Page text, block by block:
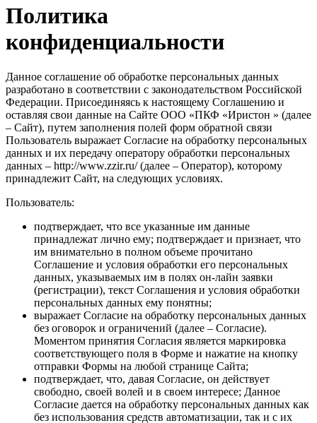
Политика
конфиденциальности
Данное соглашение об обработке персональных данных
разработано в соответствии с законодательством Российской
Федерации. Присоединяясь к настоящему Соглашению и
оставляя свои данные на Сайте ООО «ПКФ «Иристон » (далее
– Сайт), путем заполнения полей форм обратной связи
Пользователь выражает Согласие на обработку персональных
данных и их передачу оператору обработки персональных
данных – http://www.zzir.ru/ (далее – Оператор), которому
принадлежит Сайт, на следующих условиях.
Пользователь:
подтверждает, что все указанные им данные
принадлежат лично ему; подтверждает и признает, что
им внимательно в полном объеме прочитано
Соглашение и условия обработки его персональных
данных, указываемых им в полях он-лайн заявки
(регистрации), текст Соглашения и условия обработки
персональных данных ему понятны;
выражает Согласие на обработку персональных данных
без оговорок и ограничений (далее – Согласие).
Моментом принятия Согласия является маркировка
соответствующего поля в Форме и нажатие на кнопку
отправки Формы на любой странице Сайта;
подтверждает, что, давая Согласие, он действует
свободно, своей волей и в своем интересе; Данное
Согласие дается на обработку персональных данных как
без использования средств автоматизации, так и с их